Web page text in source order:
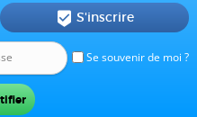
Se souvenir de moi ?
 S'inscrire